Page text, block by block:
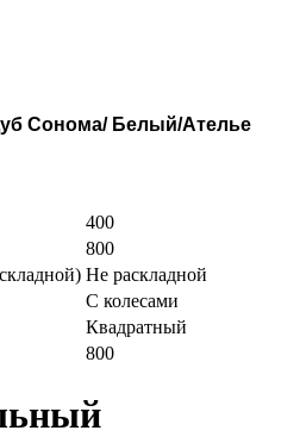
Сонома/ Белый/Ателье
400
800
Не раскладной
С колесами
Квадратный
800